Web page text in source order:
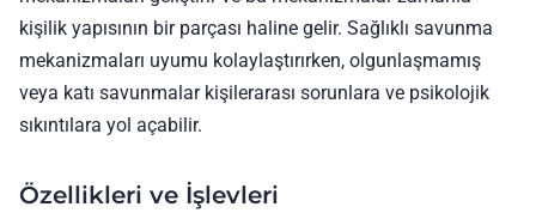
kişilik yapısının bir parçası haline gelir. Sağlıklı savunma
mekanizmaları uyumu kolaylaştırırken, olgunlaşmamış
veya katı savunmalar kişilerarası sorunlara ve psikolojik
sıkıntılara yol açabilir.
Özellikleri ve İşlevleri